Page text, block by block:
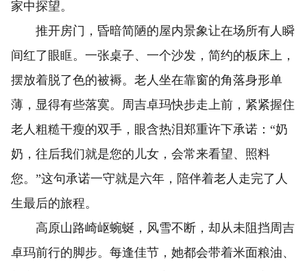
家中探望。
推开房门，昏暗简陋的屋内景象让在场所有人瞬
间红了眼眶。一张桌子、一个沙发，简约的板床上，
摆放着脱了色的被褥。老人坐在靠窗的角落身形单
薄，显得有些落寞。周吉卓玛快步走上前，紧紧握住
老人粗糙干瘦的双手，眼含热泪郑重许下承诺：“奶
奶，往后我们就是您的儿女，会常来看望、照料
您。”这句承诺一守就是六年，陪伴着老人走完了人
生最后的旅程。
高原山路崎岖蜿蜒，风雪不断，却从未阻挡周吉
卓玛前行的脚步。每逢佳节，她都会带着米面粮油、